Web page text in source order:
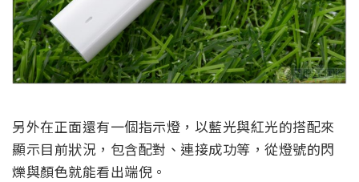
另外在正面還有一個指示燈，以藍光與紅光的搭配來
顯示目前狀況，包含配對、連接成功等，從燈號的閃
爍與顏色就能看出端倪。